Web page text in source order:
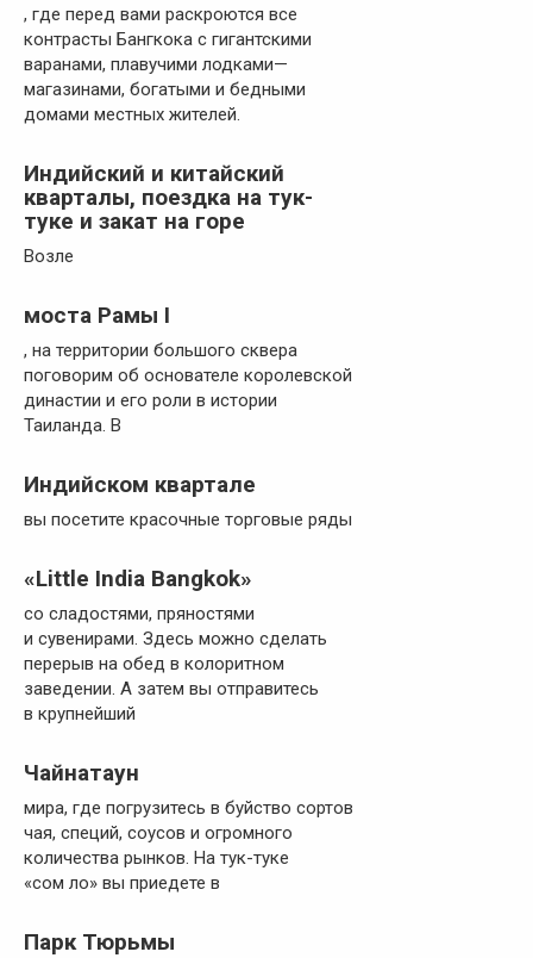
, где перед вами раскроются все
контрасты Бангкока с гигантскими
варанами, плавучими лодками—
магазинами, богатыми и бедными
домами местных жителей.
Индийский и китайский
кварталы, поездка на тук-
туке и закат на горе
Возле
моста Рамы I
, на территории большого сквера
поговорим об основателе королевской
династии и его роли в истории
Таиланда. В
Индийском квартале
вы посетите красочные торговые ряды
«Little India Bangkok»
со сладостями, пряностями
и сувенирами. Здесь можно сделать
перерыв на обед в колоритном
заведении. А затем вы отправитесь
в крупнейший
Чайнатаун
мира, где погрузитесь в буйство сортов
чая, специй, соусов и огромного
количества рынков. На тук-туке
«сом ло» вы приедете в
Парк Тюрьмы